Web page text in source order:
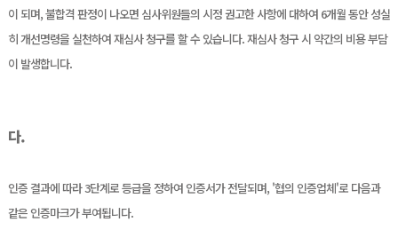
이 되며, 불합격 판정이 나오면 심사위원들의 시정 권고한 사항에 대하여 6개월 동안성실
히 개선명령을 실천하여 재심사 청구를 할 수 있습니다. 재심사 청구 시 약간의 비용 부담
이 발생합니다.
다.
인증 결과에 따라 3단계로 등급을 정하여 인증서가 전달되며, '협의 인증업체'로 다음과
같은 인증마크가 부여됩니다.